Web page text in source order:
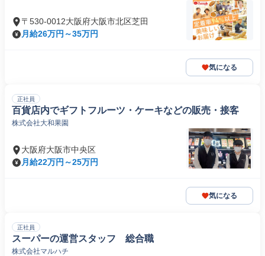
〒530-0012大阪府大阪市北区芝田
月給26万円～35万円
気になる
正社員
百貨店内でギフトフルーツ・ケーキなどの販売・接客
株式会社大和果園
大阪府大阪市中央区
月給22万円～25万円
気になる
正社員
スーパーの運営スタッフ 総合職
株式会社マルハチ